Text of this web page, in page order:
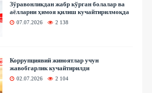
Зўравонликдан жабр кўрган болалар ва
аёлларни ҳимоя қилиш кучайтирилмоқда
07.07.2026 2 138
Коррупциявий жиноятлар учун
жавобгарлик кучайтирилди
02.07.2026 2 104